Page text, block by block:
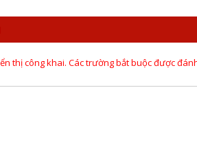
thị công khai. Các trường bắt buộc được